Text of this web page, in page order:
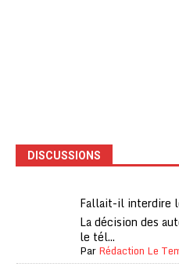
DISCUSSIONS
Fallait-il interdire
La décision des
le tél...
ParRédaction Le